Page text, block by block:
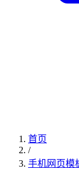
首页
/
手机网页模